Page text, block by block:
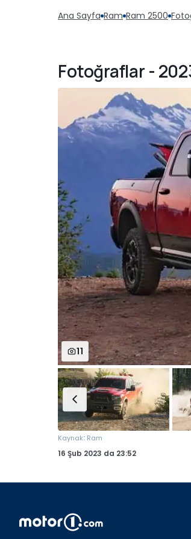
Ana Sayfa Ram Ram 2500
Fotoğraflar -
11
Kaynak: Ram
16 Şub 2023 da 23:52